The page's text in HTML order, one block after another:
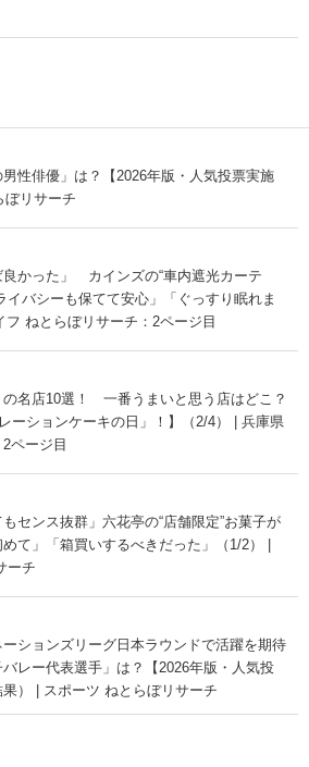
性俳優」は？【2026年版・人気投票実施
ぼリサーチ
良かった」 カインズの“車内遮光カーテ
バシーも保てて安心」「ぐっすり眠れま
フ ねとらぼリサーチ：2ページ目
の名店10選！ 一番うまいと思う店はどこ？
ーションケーキの日」！】（2/4） | 兵庫県
ページ目
もセンス抜群」六花亭の“店舗限定”お菓子が
て」「箱買いするべきだった」（1/2） |
ーチ
ーションズリーグ日本ラウンドで活躍を期待
レー代表選手」は？【2026年版・人気投
） | スポーツ ねとらぼリサーチ